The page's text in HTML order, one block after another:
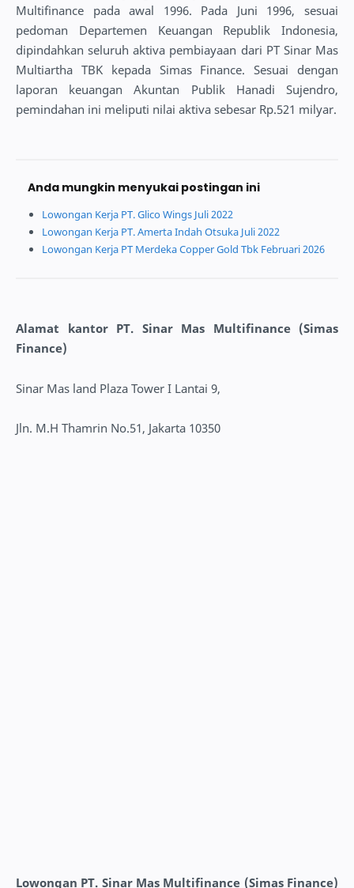
Multifinance pada awal 1996. Pada Juni 1996, sesuai
pedoman Departemen Keuangan Republik Indonesia,
dipindahkan seluruh aktiva pembiayaan dari PT Sinar Mas
Multiartha TBK kepada Simas Finance. Sesuai dengan
laporan keuangan Akuntan Publik Hanadi Sujendro,
pemindahan ini meliputi nilai aktiva sebesar Rp.521 milyar.
Anda mungkin menyukai postingan ini
Lowongan Kerja PT. Glico Wings Juli 2022
Lowongan Kerja PT. Amerta Indah Otsuka Juli 2022
Lowongan Kerja PT Merdeka Copper Gold Tbk Februari 2026
Alamat kantor PT. Sinar Mas Multifinance (Simas
Finance)
Sinar Mas land Plaza Tower I Lantai 9,
Jln. M.H Thamrin No.51, Jakarta 10350
Lowongan PT. Sinar Mas Multifinance (Simas Finance)